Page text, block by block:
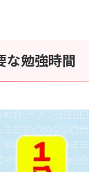
な勉強時間